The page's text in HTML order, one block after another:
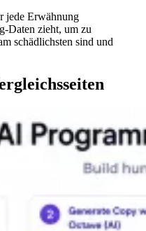
jede Erwähnung
Daten zieht, um zu
schädlichsten sind und